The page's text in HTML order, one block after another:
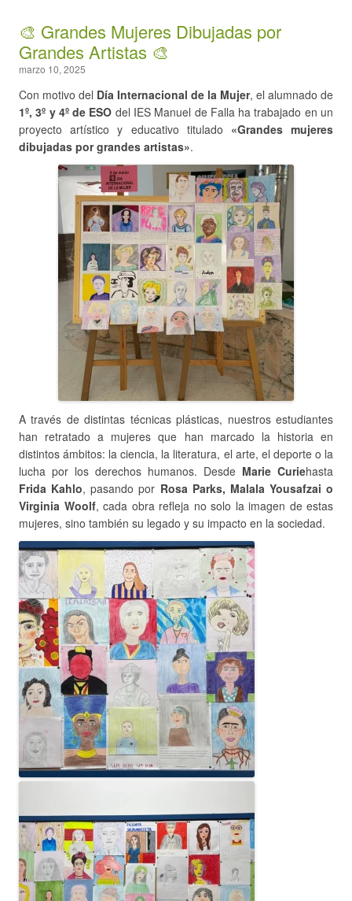
🎨 Grandes Mujeres Dibujadas por
Grandes Artistas 🎨
marzo 10, 2025
Con motivo del Día Internacional de la Mujer, el alumnado de
1º, 3º y 4º de ESO del IES Manuel de Falla ha trabajado en un
proyecto artístico y educativo titulado «Grandes mujeres
dibujadas por grandes artistas».
A través de distintas técnicas plásticas, nuestros estudiantes
han retratado a mujeres que han marcado la historia en
distintos ámbitos: la ciencia, la literatura, el arte, el deporte o la
lucha por los derechos humanos. Desde Marie Curiehasta
Frida Kahlo, pasando por Rosa Parks, Malala Yousafzai o
Virginia Woolf, cada obra refleja no solo la imagen de estas
mujeres, sino también su legado y su impacto en la sociedad.